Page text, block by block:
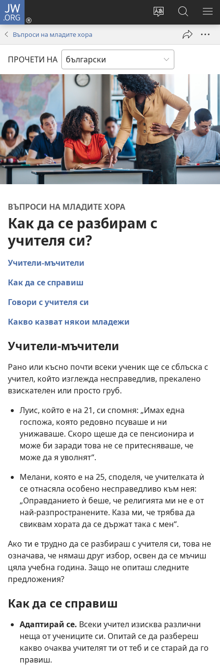
JW.ORG
Смени
сайта
Влез
(отваря
прозорец)
Търсене
в
JW.ORG
Въпроси на младите хора
ПРОЧЕТИ НА
ВЪПРОСИ НА МЛАДИТЕ ХОРА
Как да се разбирам с
учителя си?
Учители-мъчители
Как да се справиш
Говори с учителя си
Какво казват някои младежи
Учители-мъчители
Рано или късно почти всеки ученик ще се сблъска с
учител, който изглежда несправедлив, прекалено
взискателен или просто груб.
Луис, който е на 21, си спомня: „Имах една
госпожа, която редовно псуваше и ни
унижаваше. Скоро щеше да се пенсионира и
може би заради това не се притесняваше, че
може да я уволнят“.
Мелани, която е на 25, споделя, че учителката ѝ
се отнасяла особено несправедливо към нея:
„Оправданието ѝ беше, че религията ми не е от
най-разпространените. Каза ми, че трябва да
свиквам хората да се държат така с мен“.
Ако ти е трудно да се разбираш с учителя си, това не
означава, че нямаш друг избор, освен да се мъчиш
цяла учебна година. Защо не опиташ следните
предложения?
Как да се справиш
Адаптирай се. Всеки учител изисква различни
неща от учениците си. Опитай се да разбереш
какво очаква учителят ти от теб и се старай да го
правиш.